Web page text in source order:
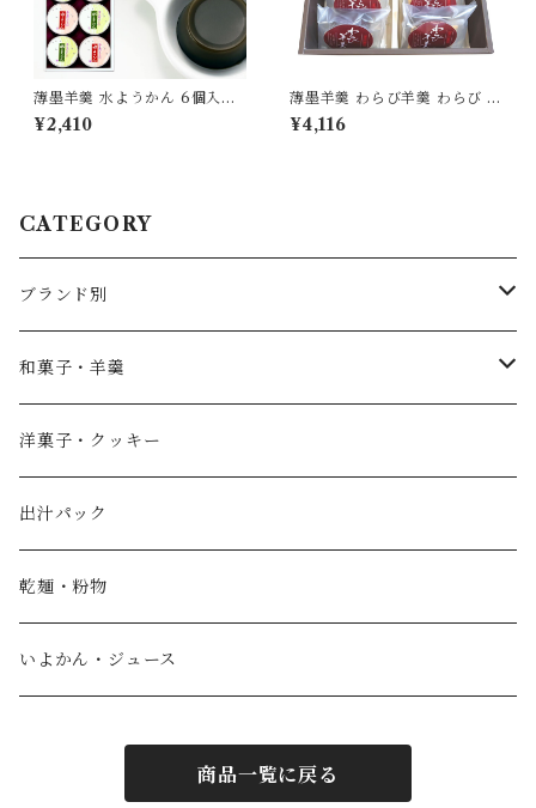
薄墨羊羹 水ようかん 6個入り
水羊羹 和菓子 お菓子 高級 詰
合せ セット ギフト 贈り物 贈
¥2,410
薄墨羊羹 わらび羊羹 わらび 1
0個入り セット 羊羹 ようかん
詰合せ 和菓子 スイーツ 食品
¥4,116
CATEGORY
ブランド別
薄墨羊羹
やすまるだし
宮野製粉製麺所
IoLy
和泉農園
和菓子・羊羹
こざくら
どら焼き
ウスズミキューブ
薄墨羊羹小棹
洋菓子・クッキー
出汁パック
乾麺・粉物
いよかん・ジュース
商品一覧に戻る